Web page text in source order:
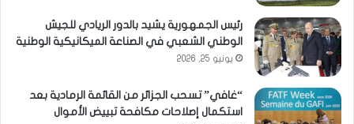
رئيس الجمهورية يشيد بالدور الريادي للجيش
الوطني الشعبي في الصناعة الميكانيكية الوطنية
يونيو 25, 2026
“غافي” تسحب الجزائر من القائمة الرمادية بعد
استكمال إصلاحات مكافحة تبييض الأموال